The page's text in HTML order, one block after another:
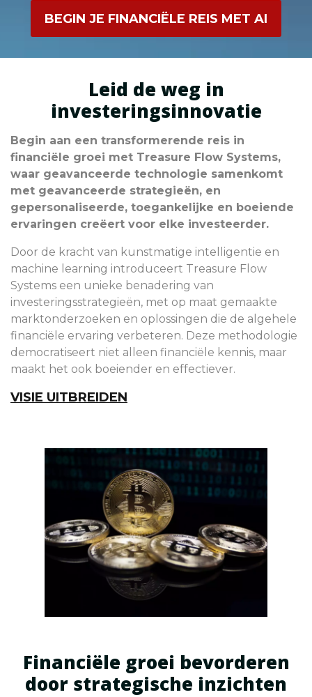
tot aanzienlijke financiële verliezen en
bijdragen aan grotere economische
BEGIN JE FINANCIËLE REIS MET AI
Leid de weg in
investeringsinnovatie
Begin aan een transformerende reis in
financiële groei met Treasure Flow Systems,
waar geavanceerde technologie samenkomt
met geavanceerde strategieën, en
gepersonaliseerde, toegankelijke en boeiende
ervaringen creëert voor elke investeerder.
Door de kracht van kunstmatige intelligentie en
machine learning introduceert Treasure Flow
Systems een unieke benadering van
investeringsstrategieën, met op maat gemaakte
marktonderzoeken en oplossingen die de algehele
financiële ervaring verbeteren. Deze methodologie
democratiseert niet alleen financiële kennis, maar
maakt het ook boeiender en effectiever.
VISIE UITBREIDEN
Financiële groei bevorderen
door strategische inzichten